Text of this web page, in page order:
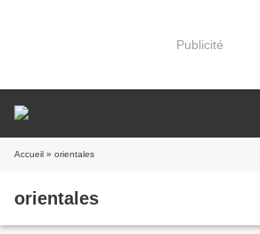
Publicité
Accueil » orientales
orientales